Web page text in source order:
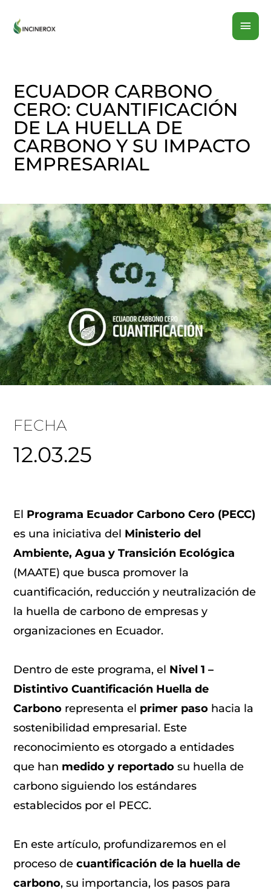
ECUADOR CARBONO
CERO: CUANTIFICACIÓN
DE LA HUELLA DE
CARBONO Y SU IMPACTO
EMPRESARIAL
FECHA
12.03.25
El Programa Ecuador Carbono Cero (PECC)
es una iniciativa del Ministerio del
Ambiente, Agua y Transición Ecológica
(MAATE) que busca promover la
cuantificación, reducción y neutralización de
la huella de carbono de empresas y
organizaciones en Ecuador.
Dentro de este programa, el Nivel 1 –
Distintivo Cuantificación Huella de
Carbono representa el primer paso hacia la
sostenibilidad empresarial. Este
reconocimiento es otorgado a entidades
que han medido y reportado su huella de
carbono siguiendo los estándares
establecidos por el PECC.
En este artículo, profundizaremos en el
proceso decuantificación de la huella de
carbono, su importancia, los pasos para